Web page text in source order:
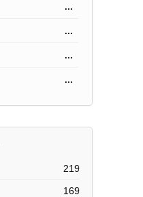
...
...
...
...
219
169